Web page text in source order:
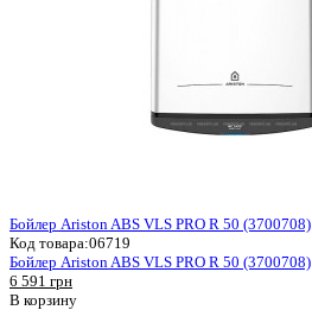
Бойлер Ariston ABS VLS PRO R 50 (3700708)
Код товара:06719
Бойлер Ariston ABS VLS PRO R 50 (3700708)
6 591 грн
В корзину